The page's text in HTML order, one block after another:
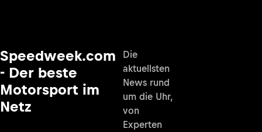
Speedweek.com
- Der beste
Motorsport im
Netz
Die
aktuellsten
News rund
um die Uhr,
von
Experten